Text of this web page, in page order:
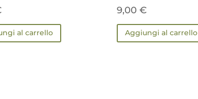
al carrello
9,00 €
Aggiungi al carrello